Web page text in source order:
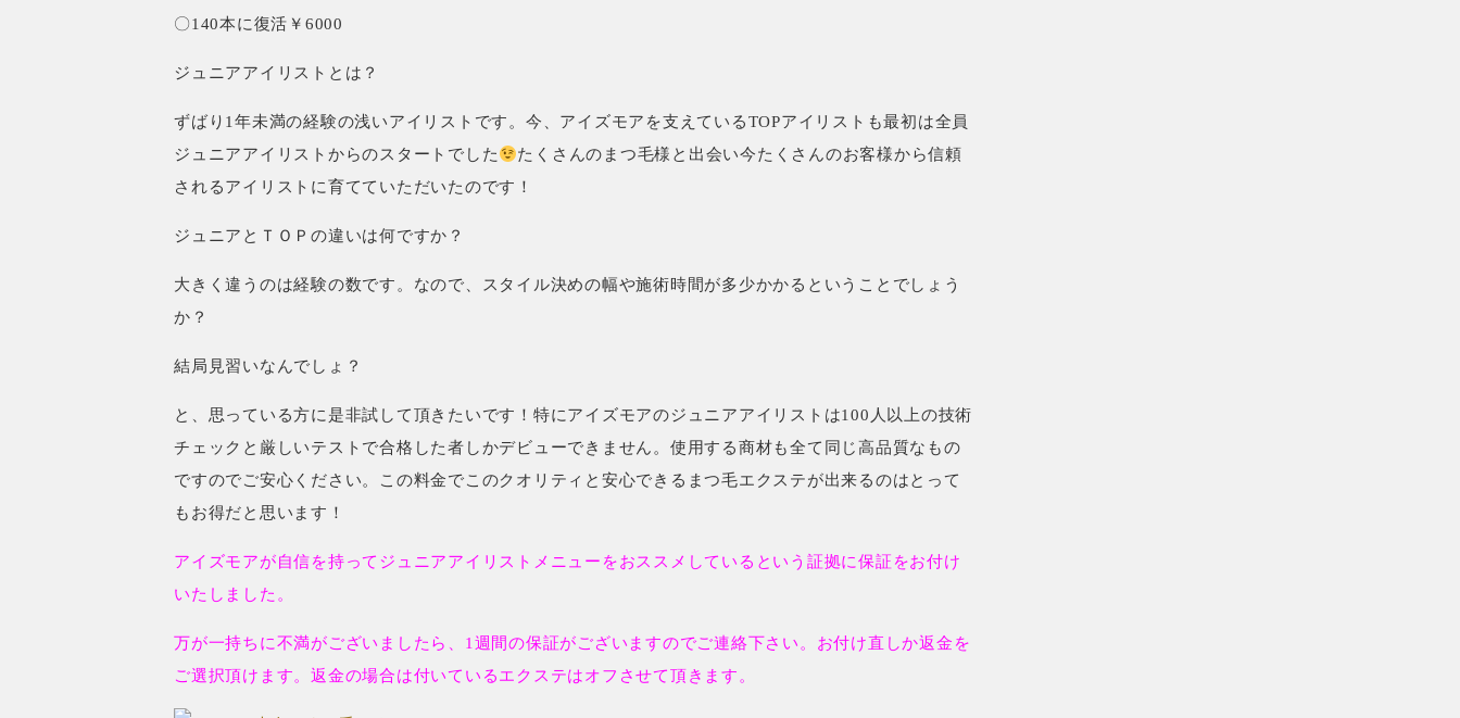
〇140本に復活￥6000
ジュニアアイリストとは？
ずばり1年未満の経験の浅いアイリストです。今、アイズモアを支えているTOPアイリストも最初は全員
ジュニアアイリストからのスタートでした
たくさんのまつ毛様と出会い今たくさんのお客様から信頼
されるアイリストに育てていただいたのです！
ジュニアとＴＯＰの違いは何ですか？
大きく違うのは経験の数です。なので、スタイル決めの幅や施術時間が多少かかるということでしょう
か？
結局見習いなんでしょ？
と、思っている方に是非試して頂きたいです！特にアイズモアのジュニアアイリストは100人以上の技術
チェックと厳しいテストで合格した者しかデビューできません。使用する商材も全て同じ高品質なもの
ですのでご安心ください。この料金でこのクオリティと安心できるまつ毛エクステが出来るのはとって
もお得だと思います！
アイズモアが自信を持ってジュニアアイリストメニューをおススメしているという証拠に保証をお付け
いたしました。
万が一持ちに不満がございましたら、1週間の保証がございますのでご連絡下さい。お付け直しか返金を
ご選択頂けます。返金の場合は付いているエクステはオフさせて頂きます。